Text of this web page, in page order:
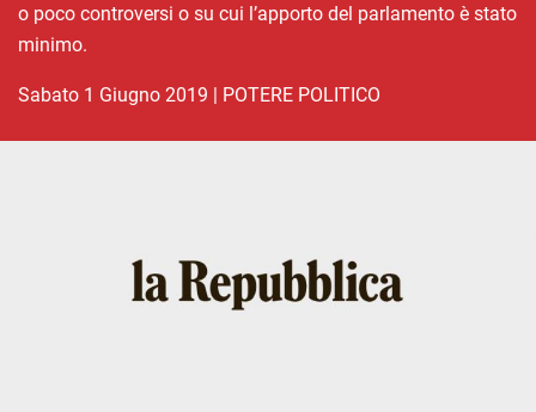
o poco controversi o su cui l’apporto del parlamento è stato
minimo.
sabato 1 Giugno 2019 | POTERE POLITICO